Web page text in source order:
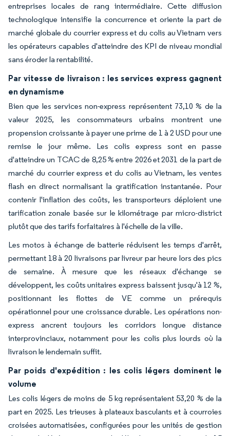
entreprises locales de rang intermédiaire. Cette diffusion
technologique intensifie la concurrence et oriente la part de
marché globale du courrier express et du colis au Vietnam vers
les opérateurs capables d'atteindre des KPI de niveau mondial
sans éroder la rentabilité.
Par vitesse de livraison : les services express gagnent
en dynamisme
Bien que les services non-express représentent 73,10 % de la
valeur 2025, les consommateurs urbains montrent une
propension croissante à payer une prime de 1 à 2 USD pour une
remise le jour même. Les colis express sont en passe
d'atteindre un TCAC de 8,25 % entre 2026 et 2031 de la part de
marché du courrier express et du colis au Vietnam, les ventes
flash en direct normalisant la gratification instantanée. Pour
contenir l'inflation des coûts, les transporteurs déploient une
tarification zonale basée sur le kilométrage par micro-district
plutôt que des tarifs forfaitaires à l'échelle de la ville.
Les motos à échange de batterie réduisent les temps d'arrêt,
permettant 18 à 20 livraisons par livreur par heure lors des pics
de semaine. À mesure que les réseaux d'échange se
développent, les coûts unitaires express baissent jusqu'à 12 %,
positionnant les flottes de VE comme un prérequis
opérationnel pour une croissance durable. Les opérations non-
express ancrent toujours les corridors longue distance
interprovinciaux, notamment pour les colis plus lourds où la
livraison le lendemain suffit.
Par poids d'expédition : les colis légers dominent le
volume
Les colis légers de moins de 5 kg représentaient 53,20 % de la
part en 2025. Les trieuses à plateaux basculants et à courroies
croisées automatisées, configurées pour les unités de gestion